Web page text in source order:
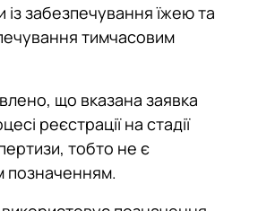
із забезпечування їжею та
тимчасовим
що вказана заявка
реєстрації на стадії
тобто не є
позначенням.